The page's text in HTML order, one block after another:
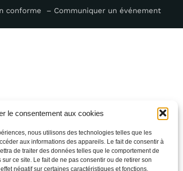
le consentement aux cookies
nous utilisons des technologies telles que les
aux informations des appareils. Le fait de consentir à
de traiter des données telles que le comportement de
ce site. Le fait de ne pas consentir ou de retirer son
négatif sur certaines caractéristiques et fonctions.
conforme – Communiquer un événement